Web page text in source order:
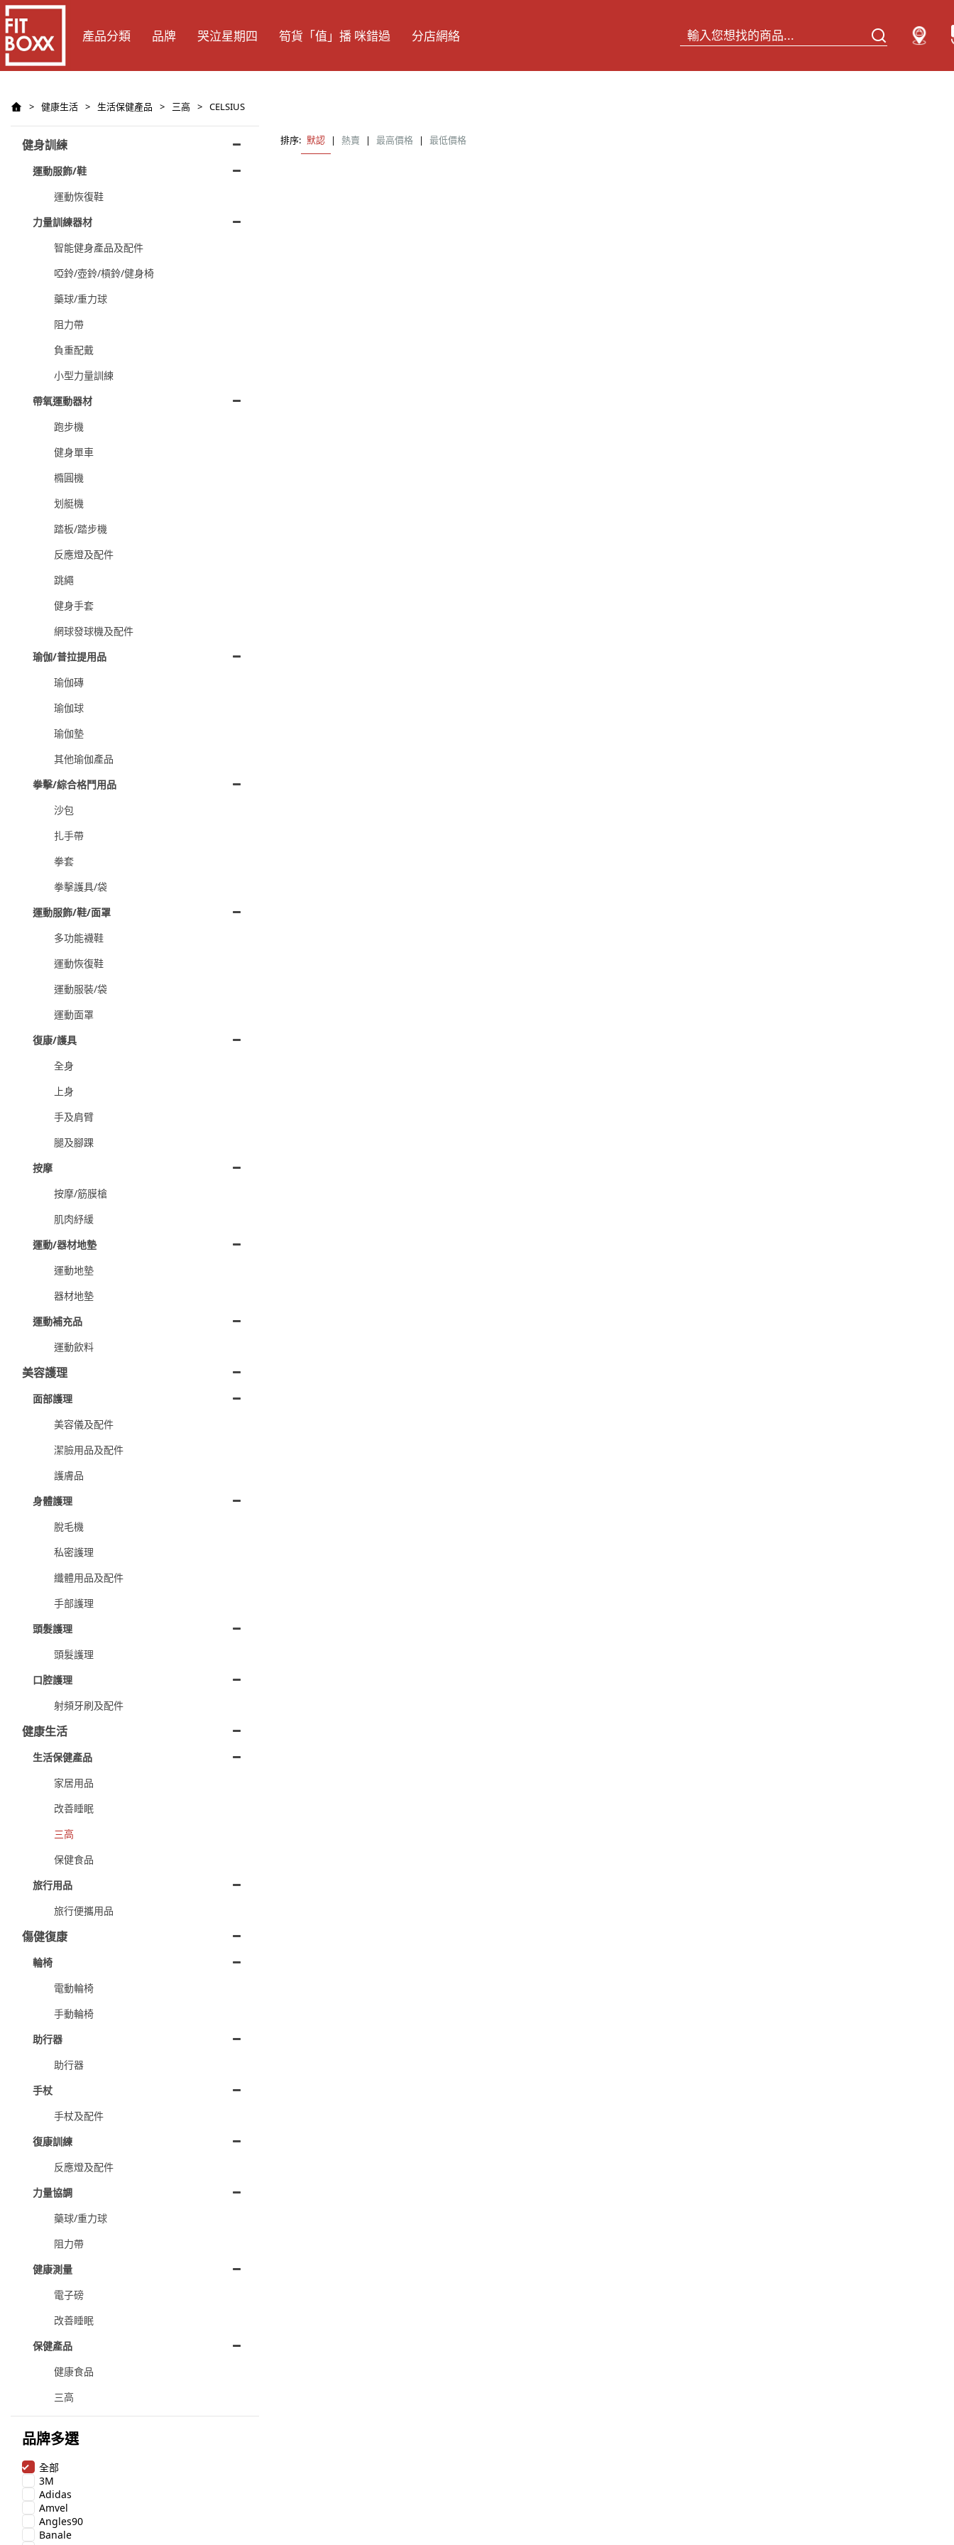
產品分類 品牌 哭泣星期四 筍貨「值」播 咪錯過 分店網絡
> 健康生活 > 生活保健產品 > 三高 > CELSIUS
健身訓練
運動服飾/鞋
運動恢復鞋
力量訓練器材
智能健身產品及配件
啞鈴/壺鈴/槓鈴/健身椅
藥球/重力球
阻力帶
負重配戴
小型力量訓練
帶氧運動器材
跑步機
健身單車
橢圓機
划艇機
踏板/踏步機
反應燈及配件
跳繩
健身手套
網球發球機及配件
瑜伽/普拉提用品
瑜伽磚
瑜伽球
瑜伽墊
其他瑜伽產品
拳擊/綜合格鬥用品
沙包
扎手帶
拳套
拳擊護具/袋
運動服飾/鞋/面罩
多功能襪鞋
運動恢復鞋
運動服裝/袋
運動面罩
復康/護具
全身
上身
手及肩臂
腿及腳踝
按摩
按摩/筋膜槍
肌肉紓緩
運動/器材地墊
運動地墊
器材地墊
運動補充品
運動飲料
美容護理
面部護理
美容儀及配件
潔臉用品及配件
護膚品
身體護理
脫毛機
私密護理
纖體用品及配件
手部護理
頭髮護理
頭髮護理
口腔護理
射頻牙刷及配件
健康生活
生活保健產品
家居用品
改善睡眠
三高
保健食品
旅行用品
旅行便攜用品
傷健復康
輪椅
電動輪椅
手動輪椅
助行器
助行器
手杖
手杖及配件
復康訓練
反應燈及配件
力量協調
藥球/重力球
阻力帶
健康測量
電子磅
改善睡眠
保健產品
健康食品
三高
品牌多選
全部
3M
Adidas
Amvel
Angles90
Banale
排序: 默認 | 熱賣 | 最高價格 | 最低價格